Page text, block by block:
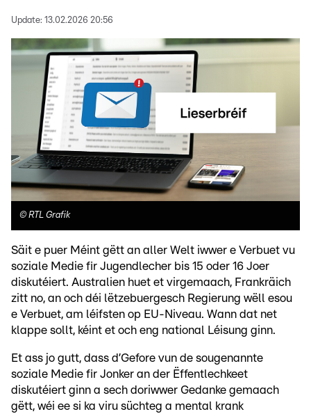
Update: 13.02.2026 20:56
© RTL Grafik
Säit e puer Méint gëtt an aller Welt iwwer e Verbuet vu
soziale Medie fir Jugendlecher bis 15 oder 16 Joer
diskutéiert. Australien huet et virgemaach, Frankräich
zitt no, an och déi lëtzebuergesch Regierung wëll esou
e Verbuet, am léifsten op EU-Niveau. Wann dat net
klappe sollt, kéint et och eng national Léisung ginn.
Et ass jo gutt, dass d’Gefore vun de sougenannte
soziale Medie fir Jonker an der Ëffentlechkeet
diskutéiert ginn a sech doriwwer Gedanke gemaach
gëtt, wéi ee si ka viru süchteg a mental krank